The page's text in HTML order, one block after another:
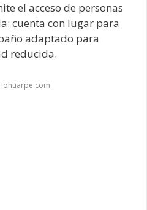
el acceso de personas
cuenta con lugar para
adaptado para
reducida.